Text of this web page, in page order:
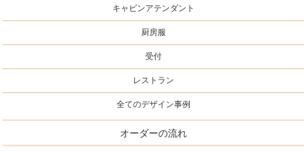
キャビンアテンダント
厨房服
受付
レストラン
全てのデザイン事例
オーダーの流れ